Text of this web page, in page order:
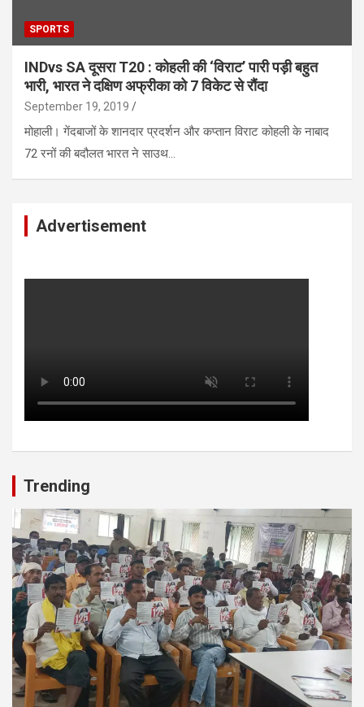
SPORTS
INDvs SA दूसरा T20 : कोहली की ‘विराट’ पारी पड़ी बहुत
भारी, भारत ने दक्षिण अफ्रीका को 7 विकेट से रौंदा
September 19, 2019
मोहाली। गेंदबाजों के शानदार प्रदर्शन और कप्तान विराट कोहली के नाबाद
72 रनों की बदौलत भारत ने साउथ…
Advertisement
Trending